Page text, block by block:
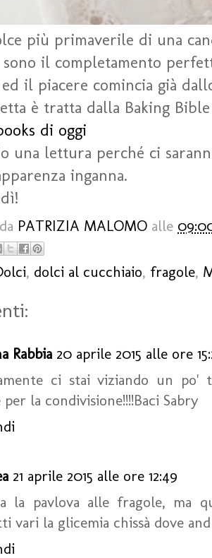
più primaverile di una
sono il completamento
il piacere comincia già
è tratta dalla Baking
di oggi
una lettura perché ci
inganna.
PATRIZIA MALOMO alle
, dolci al cucchiaio, fragole,
Rabbia 20 aprile 2015 alle ore
ci stai viziando un po'
per la condivisione!!!!Baci Sabry
21 aprile 2015 alle ore 12:49
la pavlova alle fragole, ma
vari la glicemia chissà dove